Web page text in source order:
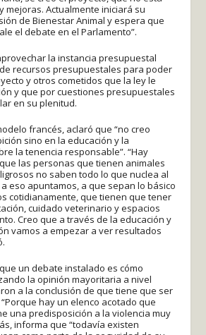
mejoras. Actualmente iniciará su
de Bienestar Animal y espera que
el debate en el Parlamento”.
la instancia presupuestal
recursos presupuestales para poder
y otros cometidos que la ley le
y que por cuestiones presupuestales
en su plenitud.
francés, aclaró que “no creo
sino en la educación y la
la tenencia responsable”. “Hay
las personas que tienen animales
no saben todo lo que nuclea al
eso apuntamos, a que sepan lo básico
cotidianamente, que tienen que tener
cuidado veterinario y espacios
Creo que a través de la educación y
vamos a empezar a ver resultados
un debate instalado es cómo
la opinión mayoritaria a nivel
a la conclusión de que tiene que ser
hay un elenco acotado que
una predisposición a la violencia muy
informa que “todavía existen